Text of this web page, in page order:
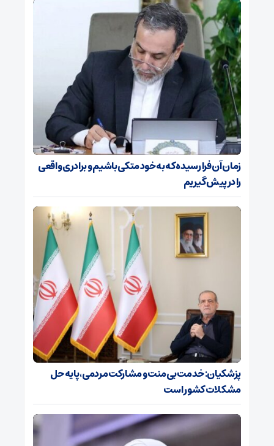
زمان آن فرا رسیده که به خود متکی باشیم و برادری واقعی
را در پیش گیریم
پزشکیان: خدمت بی‌منت و مشارکت مردمی، پایه حل
مشکلات کشور است